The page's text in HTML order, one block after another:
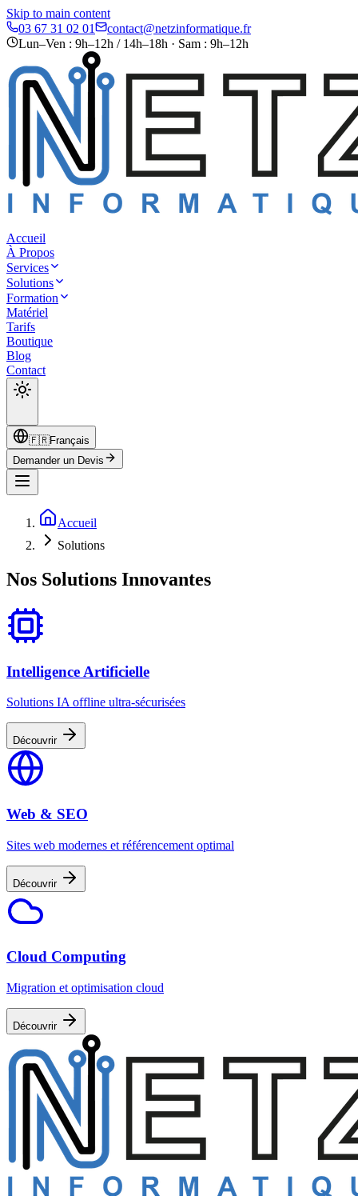
Skip to main content
03 67 31 02 01
contact@netzinformatique.fr
Lun–Ven : 9h–12h / 14h–18h · Sam : 9h–12h
Accueil
À Propos
Services
Solutions
Formation
Matériel
Tarifs
Boutique
Blog
Contact
🇫🇷Français
Demander un Devis
Accueil
Solutions
Nos Solutions Innovantes
Intelligence Artificielle
Solutions IA offline ultra-sécurisées
Découvrir
Web & SEO
Sites web modernes et référencement optimal
Découvrir
Cloud Computing
Migration et optimisation cloud
Découvrir